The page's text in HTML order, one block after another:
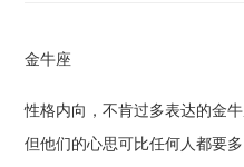
金牛座
性格内向，不肯过多表达的金
但他们的心思可比任何人都要